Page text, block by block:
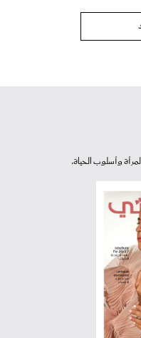
وأسلوب الحياة.